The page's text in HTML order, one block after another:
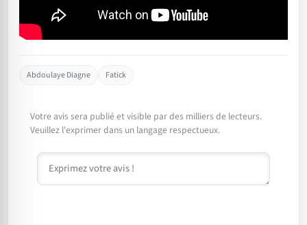
Abdoulaye Diagne Fatick
Votre avis sera publié et visible par des milliers de lecteurs.
Veuillez l'exprimer dans un langage respectueux.
Commentaire